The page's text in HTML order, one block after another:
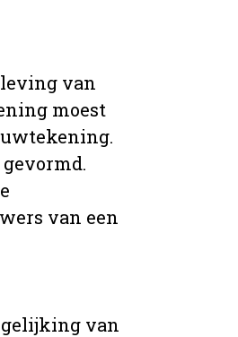
van
moest
van een
van